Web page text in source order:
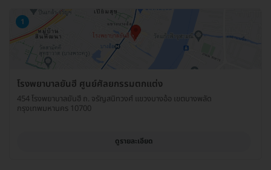
1
โรงพยาบาลยันฮี ศูนย์ศัลยกรรมตกแต่ง
454 โรงพยาบาลยันฮี ถ. จรัญสนิทวงศ์ แขวงบางอ้อ เขตบางพลัด
กรุงเทพมหานคร 10700
ดูรายละเอียด